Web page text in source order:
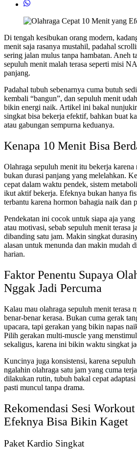
Di tengah kesibukan orang modern,
menit saja rasanya mustahil, padahal
sering jalan mulus tanpa hambatan. Aneh
sepuluh menit malah terasa seperti misi
panjang.
Padahal tubuh sebenarnya cuma butuh
kembali “bangun”, dan sepuluh menit
bikin energi naik. Artikel ini bakal
singkat bisa bekerja efektif, bahkan buat
atau gabungan sempurna keduanya.
Kenapa 10 Menit Bisa
Olahraga sepuluh menit itu bekerja karena
bukan durasi panjang yang melelahkan.
cepat dalam waktu pendek, sistem
ikut aktif bekerja. Efeknya bukan hanya
terbantu karena hormon bahagia naik dan
Pendekatan ini cocok untuk siapa aja
atau motivasi, sebab sepuluh menit terasa
dibanding satu jam. Makin singkat
alasan untuk menunda dan makin mudah
harian.
Faktor Penentu Supaya
Nggak Jadi Percuma
Kalau mau olahraga sepuluh menit terasa
benar-benar kerasa. Bukan cuma gerak
upacara, tapi gerakan yang bikin napas
Pilih gerakan multi-muscle yang
sekaligus, karena ini bikin waktu singkat
Kuncinya juga konsistensi, karena
ngalahin olahraga satu jam yang cuma
dilakukan rutin, tubuh bakal cepat
pasti muncul tanpa drama.
Rekomendasi Sesi
Efeknya Bisa Bikin Kaget
Paket Kardio Singkat